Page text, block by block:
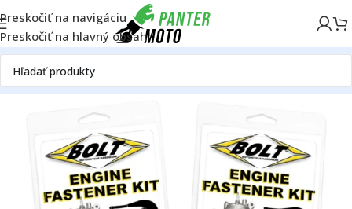
Preskočiť na navigáciu
Preskočiť na hlavný obsah
DomovOFF ROADMotorOstatné-motor